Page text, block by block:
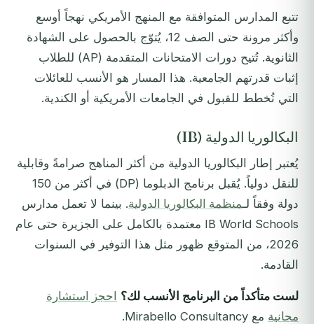
تتبع المدارس المتوافقة مع المنهج الأمريكي نهجاً أوسع
وأكثر مرونة حتى الصف 12، يُتوّج بالحصول على الشهادة
الثانوية. تُتيح دورات الامتحانات المتقدمة (AP) للطلاب
إثبات قدرتهم الجامعية. هذا المسار هو الأنسب للعائلات
التي تُخطط للقبول في الجامعات الأمريكية أو الكندية.
البكالوريا الدولية (IB)
يُعتبر إطار البكالوريا الدولية من أكثر المناهج صرامةً وقابلية
للنقل دولياً. يُقبل برنامج الدبلوما (DP) في أكثر من 150
دولة وفقاً لـمنظمة البكالوريا الدولية. بينما لا تعمل مدارس
IB World Schools معتمدة بالكامل على الجزيرة حتى عام
2026، من المتوقع ظهور مثل هذا التوفير في السنوات
القادمة.
لست متأكداً من البرنامج الأنسب لك؟ احجز استشارة
مجانية مع Mirabello Consultancy.